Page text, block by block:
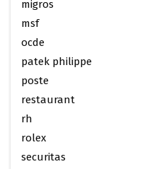
migros
msf
ocde
patek philippe
poste
restaurant
rh
rolex
securitas